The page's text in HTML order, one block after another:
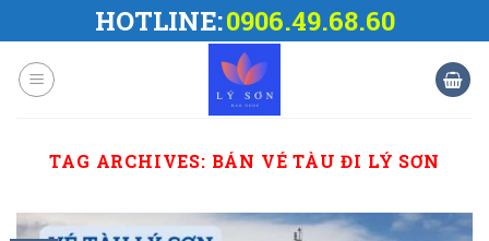
to
content
HOTLINE:0906.49.68.60
TAG ARCHIVES: BÁN VÉ TÀU ĐI LÝ SƠN